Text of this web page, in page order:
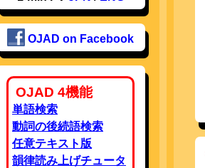
OJAD on Facebook
OJAD 4機能
単語検索
動詞の後続語検索
任意テキスト版
韻律読み上げチュータ